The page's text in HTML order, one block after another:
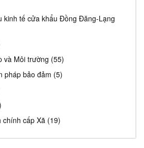
kinh tế cửa khẩu Đồng Đăng-Lạng
và Môi trường (55)
pháp bảo đảm (5)
chính cấp Xã (19)